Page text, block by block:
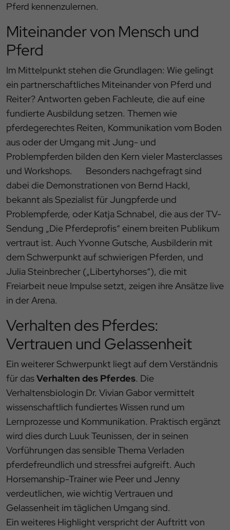
Pferd kennenzulernen.
Miteinander von Mensch und
Pferd
Im Mittelpunkt stehen die Grundlagen: Wie gelingt
ein partnerschaftliches Miteinander von Pferd und
Reiter? Antworten geben Fachleute, die auf eine
fundierte Ausbildung setzen. Themen wie
pferdegerechtes Reiten, Kommunikation vom Boden
aus oder der Umgang mit Jung- und
Problempferden bilden den Kern vieler Masterclasses
und Workshops. Besonders nachgefragt sind
dabei die Demonstrationen von Bernd Hackl,
bekannt als Spezialist für Jungpferde und
Problempferde, oder Katja Schnabel, die aus der TV-
Sendung „Die Pferdeprofis“ einem breiten Publikum
vertraut ist. Auch Yvonne Gutsche, Ausbilderin mit
dem Schwerpunkt auf schwierigen Pferden, und
Julia Steinbrecher („Libertyhorses“), die mit
Freiarbeit neue Impulse setzt, zeigen ihre Ansätze live
in der Arena.
Verhalten des Pferdes:
Vertrauen und Gelassenheit
Ein weiterer Schwerpunkt liegt auf dem Verständnis
für dasVerhalten des Pferdes. Die
Verhaltensbiologin Dr. Vivian Gabor vermittelt
wissenschaftlich fundiertes Wissen rund um
Lernprozesse und Kommunikation. Praktisch ergänzt
wird dies durch Luuk Teunissen, der in seinen
Vorführungen das sensible Thema Verladen
pferdefreundlich und stressfrei aufgreift. Auch
Horsemanship-Trainer wie Peer und Jenny
verdeutlichen, wie wichtig Vertrauen und
Gelassenheit im täglichen Umgang sind.
Ein weiteres Highlight verspricht der Auftritt von